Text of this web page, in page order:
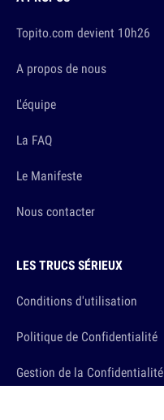
Topito.com devient 10h26
A propos de nous
L'équipe
La FAQ
Le Manifeste
Nous contacter
LES TRUCS SÉRIEUX
Conditions d'utilisation
Politique de Confidentialité
Gestion de la Confidentialité